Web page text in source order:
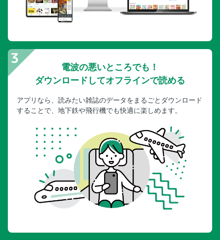
電波の悪いところでも！
ダウンロードしてオフラインで読める
アプリなら、読みたい雑誌のデータをまるごとダウンロード
することで、地下鉄や飛行機でも快適に楽しめます。